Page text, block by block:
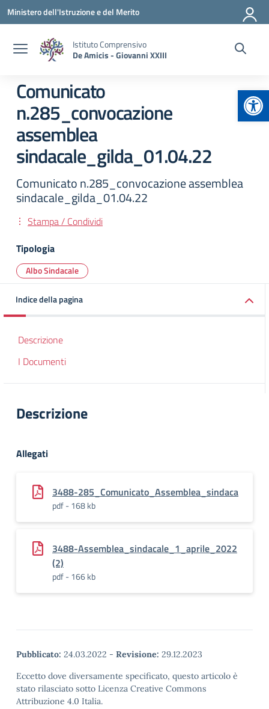
Vai ai contenuti
Vai al menu di navigazione
Vai al footer
Ministero dell'Istruzione e del Merito
Istituto Comprensivo
De Amicis - Giovanni XXIII
Comunicato
n.285_convocazione
assemblea
sindacale_gilda_01.04.22
Comunicato n.285_convocazione assemblea
sindacale_gilda_01.04.22
Stampa / Condividi
Tipologia
Albo Sindacale
Indice della pagina
Descrizione
I Documenti
Descrizione
Allegati
3488-285_Comunicato_Assemblea_sindaca
pdf - 168 kb
3488-Assemblea_sindacale_1_aprile_2022
(2)
pdf - 166 kb
Pubblicato: 24.03.2022 - Revisione: 29.12.2023
Eccetto dove diversamente specificato, questo articolo è
stato rilasciato sotto Licenza Creative Commons
Attribuzione 4.0 Italia.